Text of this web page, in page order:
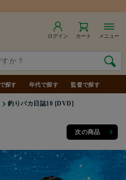
ログイン カート メニュー
探す 年代で探す 監督で探す
釣りバカ日誌10 [DVD]
次の商品